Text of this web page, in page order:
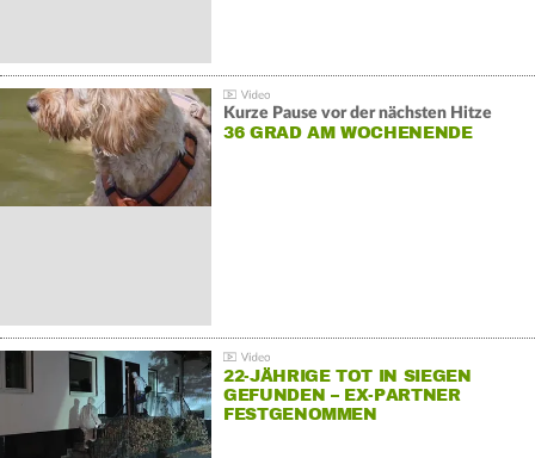
Kurze Pause vor der nächsten Hitze
36 GRAD AM WOCHENENDE
22-JÄHRIGE TOT IN SIEGEN
GEFUNDEN – EX-PARTNER
FESTGENOMMEN